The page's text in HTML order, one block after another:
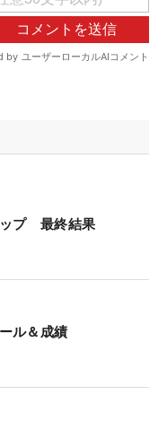
プ 最終結果
ル＆成績